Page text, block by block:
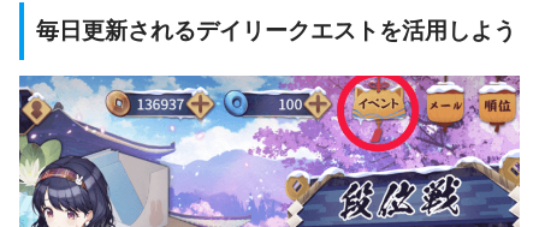
毎日更新されるデイリークエストを活用しよう